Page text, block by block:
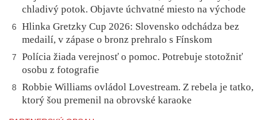
chladivý potok. Objavte úchvatné miesto na východe
6
Hlinka Gretzky Cup 2026: Slovensko odchádza bez
medailí, v zápase o bronz prehralo s Fínskom
7
Polícia žiada verejnosť o pomoc. Potrebuje stotožniť
osobu z fotografie
8
Robbie Williams ovládol Lovestream. Z rebela je tatko,
ktorý šou premenil na obrovské karaoke